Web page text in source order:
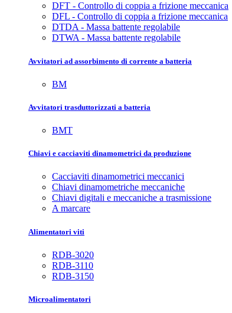
DFT - Controllo di coppia a frizione meccanica
DFL - Controllo di coppia a frizione meccanica
DTDA - Massa battente regolabile
DTWA - Massa battente regolabile
Avvitatori ad assorbimento di corrente a batteria
BM
Avvitatori trasduttorizzati a batteria
BMT
Chiavi e cacciaviti dinamometrici da produzione
Cacciaviti dinamometrici meccanici
Chiavi dinamometriche meccaniche
Chiavi digitali e meccaniche a trasmissione
A marcare
Alimentatori viti
RDB-3020
RDB-3110
RDB-3150
Microalimentatori